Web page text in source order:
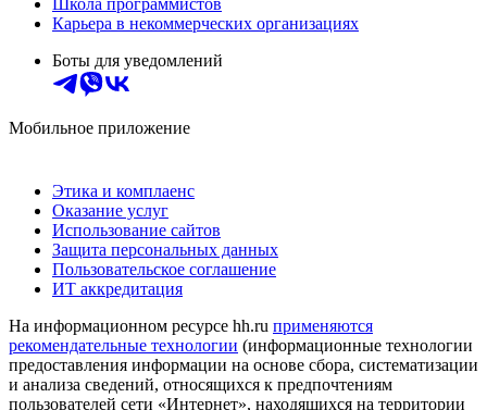
Школа программистов
Карьера в некоммерческих организациях
Боты для уведомлений
Мобильное приложение
Этика и комплаенс
Оказание услуг
Использование сайтов
Защита персональных данных
Пользовательское соглашение
ИТ аккредитация
На информационном ресурсе hh.ru применяются
рекомендательные технологии (информационные технологии
предоставления информации на основе сбора, систематизации
и анализа сведений, относящихся к предпочтениям
пользователей сети «Интернет», находящихся на территории